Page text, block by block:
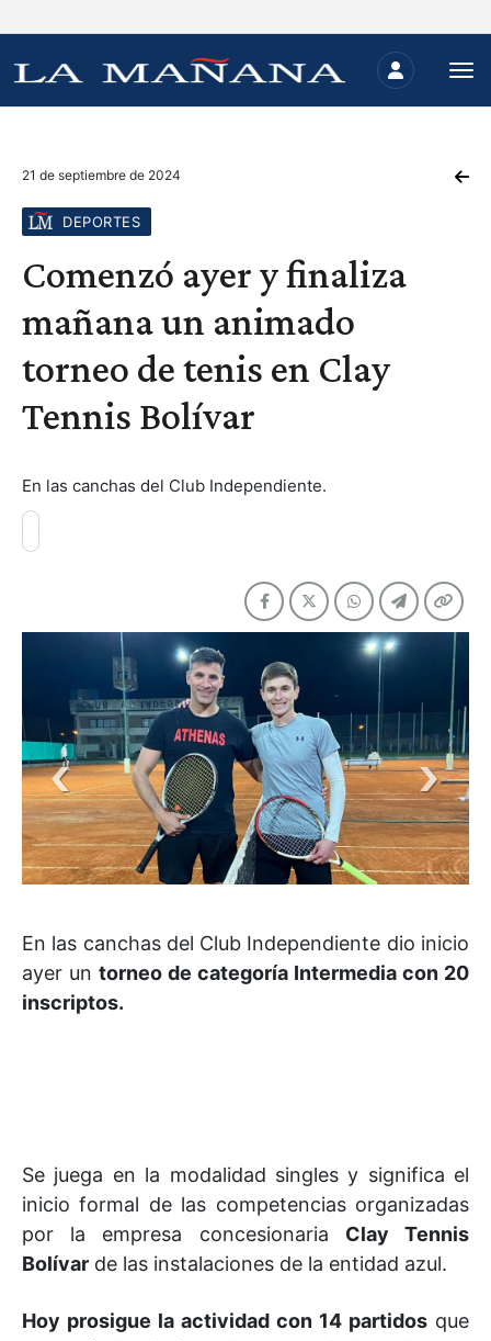
21 de septiembre de 2024
DEPORTES
Comenzó ayer y finaliza
mañana un animado
torneo de tenis en Clay
Tennis Bolívar
En las canchas del Club Independiente.
En las canchas del Club Independiente dio inicio
ayer un torneo de categoría Intermedia con 20
inscriptos.
Se juega en la modalidad singles y significa el
inicio formal de las competencias organizadas
por la empresa concesionaria Clay Tennis
Bolívar de las instalaciones de la entidad azul.
Hoy prosigue la actividad con 14 partidos que